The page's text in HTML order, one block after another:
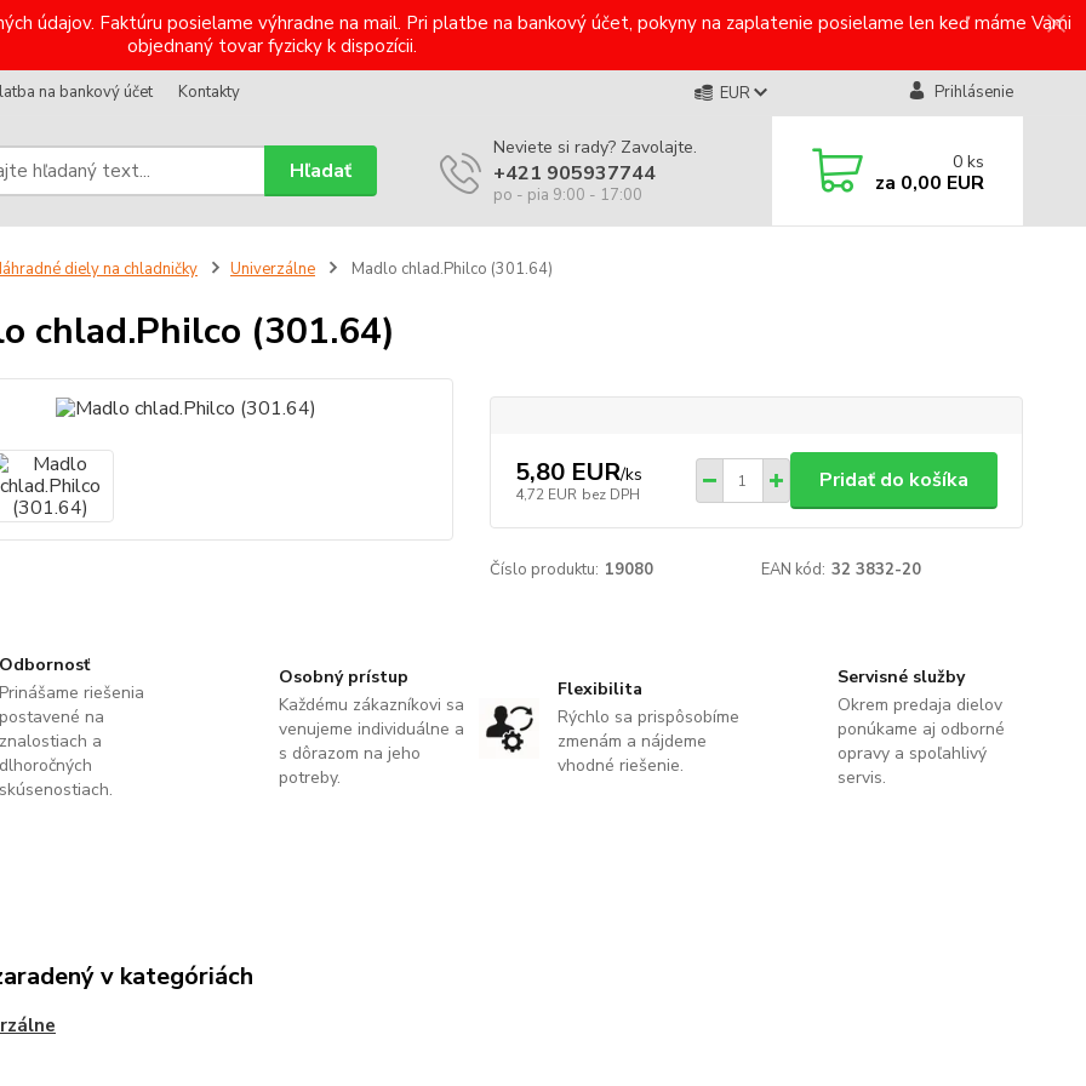
údajov. Faktúru posielame výhradne na mail. Pri platbe na bankový účet, pokyny na zaplatenie posielame len keď máme Vami
objednaný tovar fyzicky k dispozícii.
na bankový účet Kontakty EUR Prihlásenie
Hľadať
Neviete si rady? Zavolajte.
+421 905937744
po - pia 9:00 - 17:00
0 ks
za 0,00 EUR
diely na chladničky Univerzálne Madlo chlad.Philco (301.64)
chlad.Philco (301.64)
5,80 EUR/ks
4,72 EUR bez DPH
Pridať do košíka
Číslo produktu: 19080 EAN kód: 32 3832-20
riešenia
na
a
Osobný prístup
Každému zákazníkovi sa
venujeme individuálne a
s dôrazom na jeho
potreby.
Flexibilita
Rýchlo sa prispôsobíme
zmenám a nájdeme
vhodné riešenie.
Servisné služby
Okrem predaja dielov
ponúkame aj odborné
opravy a spoľahlivý
servis.
v kategóriách